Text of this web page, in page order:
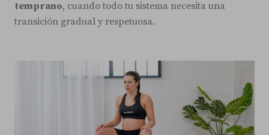
temprano, cuando todo tu sistema necesita una
transición gradual y respetuosa.